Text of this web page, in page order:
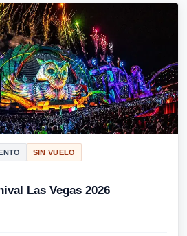
SIN VUELO
Las Vegas 2026